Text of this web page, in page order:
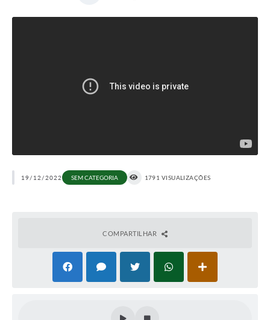
19/12/2022 SEM CATEGORIA 1791 VISUALIZAÇÕES
COMPARTILHAR